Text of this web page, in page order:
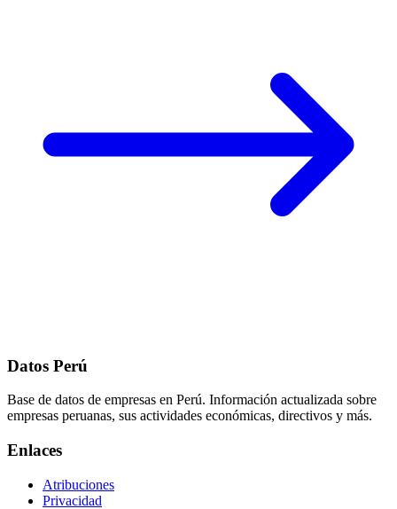
Datos Perú
Base de datos de empresas en Perú. Información actualizada sobre
empresas peruanas, sus actividades económicas, directivos y más.
Enlaces
Atribuciones
Privacidad